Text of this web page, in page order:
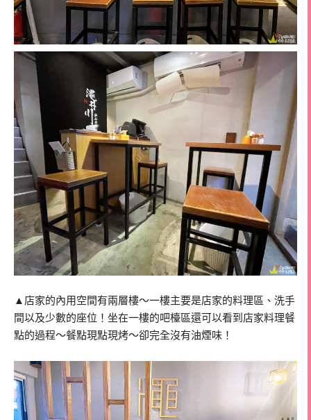
▲店家的內用空間有兩層樓～一樓主要是店家的料理區、洗手
間以及少數的座位！坐在一樓的吧檯區還可以看到店家料理餐
點的過程～餐點現點現烤～卻完全沒有油煙味！